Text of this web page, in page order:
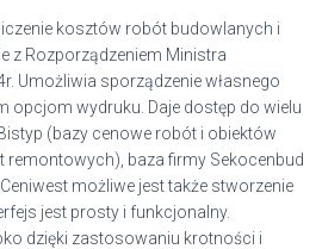
kosztów robót budowlanych i
z Rozporządzeniem Ministra
Umożliwia sporządzenie własnego
opcjom wydruku. Daje dostęp do wielu
(bazy cenowe robót i obiektów
baza firmy Sekocenbud
możliwe jest także stworzenie
jest prosty i funkcjonalny.
dzięki zastosowaniu krotności i